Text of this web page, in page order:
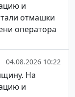
и
отмашки
оператора
04.08.2026 10:22
На
и